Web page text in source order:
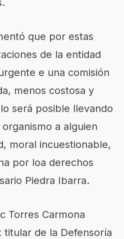
que por estas
de la entidad
e una comisión
menos costosa y
será posible llevando
a alguien
moral incuestionable,
por loa derechos
Piedra Ibarra.
Torres Carmona
titular de la Defensoría